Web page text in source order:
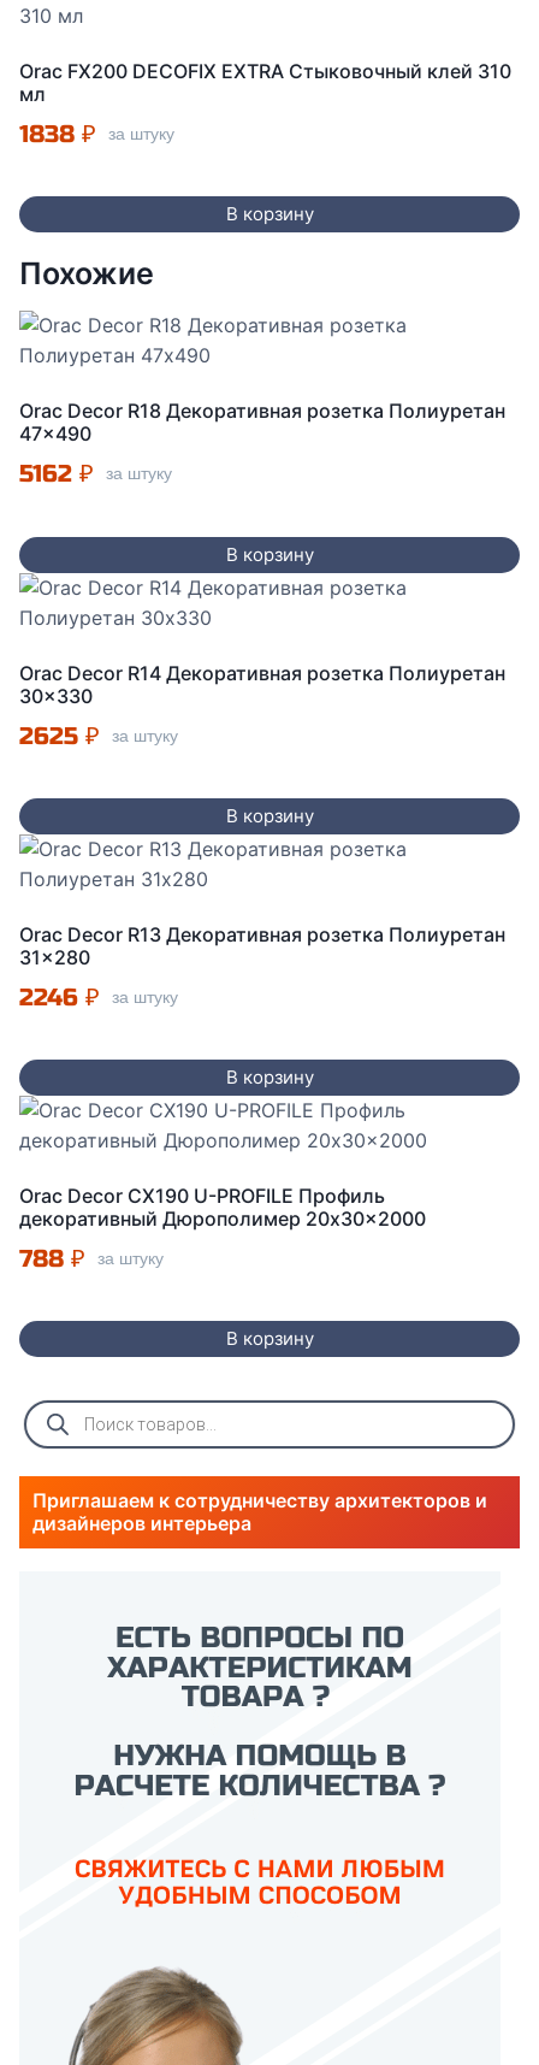
Orac FX200 DECOFIX EXTRA Стыковочный клей 310
мл
1838 ₽ за штуку
В корзину
Похожие
Orac Decor R18 Декоративная розетка Полиуретан
47×490
5162 ₽ за штуку
В корзину
Orac Decor R14 Декоративная розетка Полиуретан
30×330
2625 ₽ за штуку
В корзину
Orac Decor R13 Декоративная розетка Полиуретан
31×280
2246 ₽ за штуку
В корзину
Orac Decor CX190 U-PROFILE Профиль
декоративный Дюрополимер 20x30x2000
788 ₽ за штуку
В корзину
Поиск
товаров
Приглашаем к сотрудничеству архитекторов и
дизайнеров интерьера